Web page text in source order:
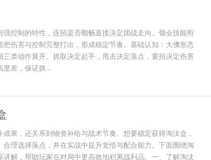
控制的特性，连招是否顺畅直接决定团战走向。领会技能衔
伤害与控制完整打出，形成稳定节奏。基础认知：大佛形态
三类动作展开。抓取决定起手，甩击决定落点，重拍决定伤害
度差，保证抓...
果，还关系到物资补给与战术节奏。想要稳定获得淘汰盒，
理选择落点，并在实战中提升觉悟与配合能力。下面围绕淘
解，帮助玩家在对局中更高效地积累战利品。一、了解淘汰